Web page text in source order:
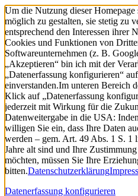
Um die Nutzung dieser
möglich zu gestalten, sie stetig zu
entsprechend den Interessen ihrer
Cookies und Funktionen von
Softwareunternehmen (z. B.
„Akzeptieren“ bin ich mit der
„Datenerfassung konfigurieren“
einverstanden.Im unteren Bereich
Klick auf „Datenerfassung
jederzeit mit Wirkung für die
Datenweitergabe in die USA:
willigen Sie ein, dass Ihre Daten
werden – gem. Art. 49 Abs. 1 S. 1
Jahre alt sind und Ihre
möchten, müssen Sie Ihre
bitten.Datenschutzerklärung
Datenerfassung konfigurieren